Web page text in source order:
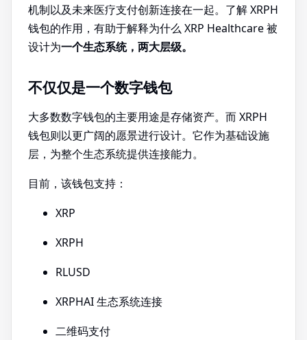
机制以及未来医疗支付创新连接在一起。了解 XRPH
钱包的作用，有助于解释为什么 XRP Healthcare 被
设计为一个生态系统，两大层级。
不仅仅是一个数字钱包
大多数数字钱包的主要用途是存储资产。而 XRPH
钱包则以更广阔的愿景进行设计。它作为基础设施
层，为整个生态系统提供连接能力。
目前，该钱包支持：
XRP
XRPH
RLUSD
XRPHAI 生态系统连接
二维码支付